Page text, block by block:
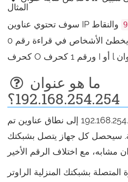
المثال
والنقاط
. من الشائع جدًا أن يخطئ الأشخاص في قراءة رقم 0
192.168.254.254؟
ينتمي عنوان آي بي 192.168.254.254 إلى نطاق عناوين تم
سيحصل كل جهاز يتصل بشبكتك
بشبكتك المنزلية الراوتر